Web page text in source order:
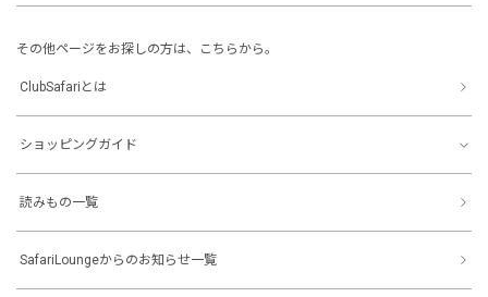
その他ページをお探しの方は、こちらから。
ClubSafariとは
ショッピングガイド
読みもの一覧
SafariLoungeからのお知らせ一覧